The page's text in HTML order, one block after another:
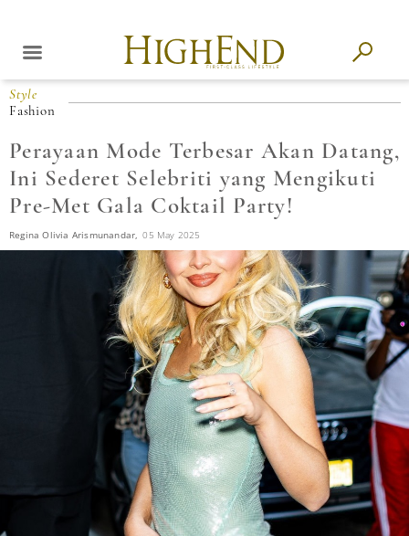
Style
Fashion
Perayaan Mode Terbesar Akan Datang,
Ini Sederet Selebriti yang Mengikuti
Pre-Met Gala Coktail Party!
Regina Olivia Arismunandar, 05 May 2025